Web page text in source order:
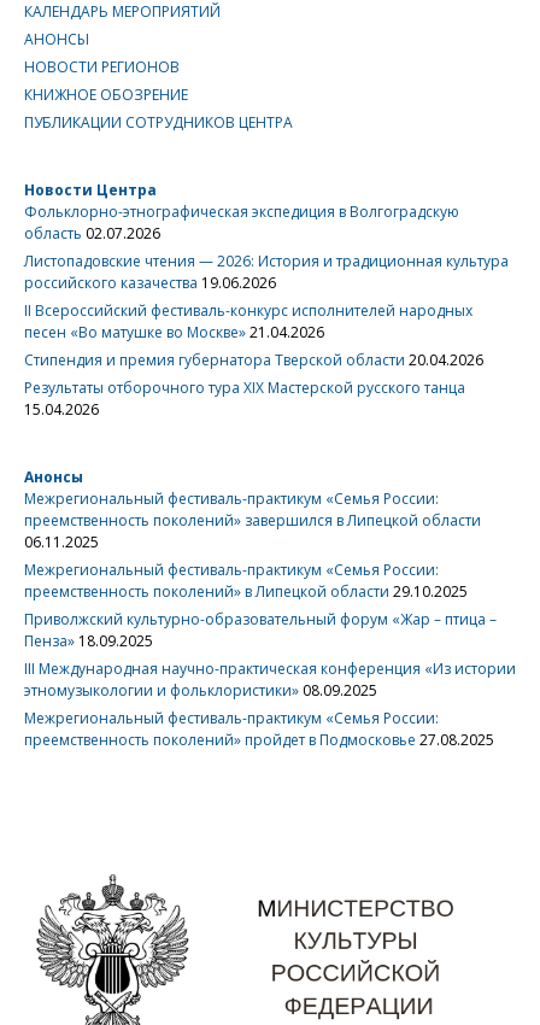
КАЛЕНДАРЬ МЕРОПРИЯТИЙ
АНОНСЫ
НОВОСТИ РЕГИОНОВ
КНИЖНОЕ ОБОЗРЕНИЕ
ПУБЛИКАЦИИ СОТРУДНИКОВ ЦЕНТРА
Новости Центра
Фольклорно-этнографическая экспедиция в Волгоградскую
область 02.07.2026
Листопадовские чтения — 2026: История и традиционная культура
российского казачества 19.06.2026
II Всероссийский фестиваль-конкурс исполнителей народных
песен «Во матушке во Москве»21.04.2026
Стипендия и премия губернатора Тверской области 20.04.2026
Результаты отборочного тура XIX Мастерской русского танца
15.04.2026
Анонсы
Межрегиональный фестиваль-практикум «Семья России:
преемственность поколений» завершился в Липецкой области
06.11.2025
Межрегиональный фестиваль-практикум «Семья России:
преемственность поколений» в Липецкой области 29.10.2025
Приволжский культурно-образовательный форум «Жар – птица –
Пенза» 18.09.2025
III Международная научно-практическая конференция «Из истории
этномузыкологии и фольклористики» 08.09.2025
Межрегиональный фестиваль-практикум «Семья России:
преемственность поколений» пройдет в Подмосковье 27.08.2025